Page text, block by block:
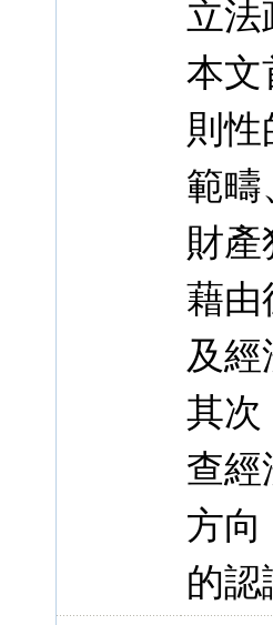
立法
本文
則
範疇
財產
藉由
及
其次
查經
方向
的認